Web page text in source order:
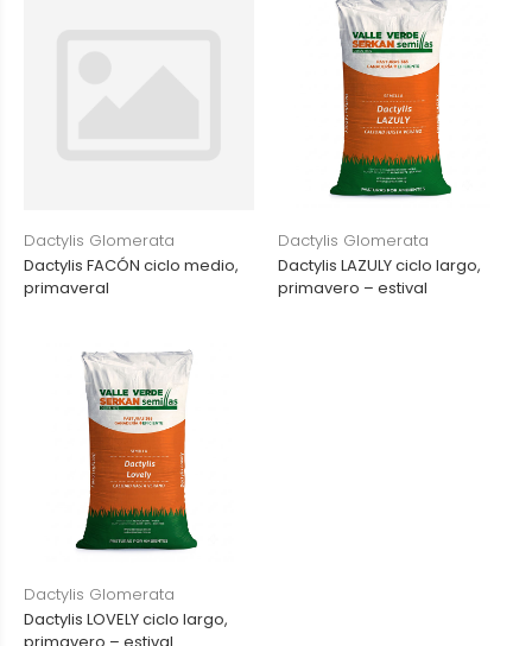
Dactylis Glomerata
Dactylis FACÓN ciclo medio,
primaveral
Dactylis Glomerata
Dactylis LAZULY ciclo largo,
primavero – estival
Dactylis Glomerata
Dactylis LOVELY ciclo largo,